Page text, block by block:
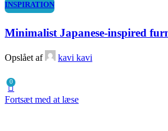
INSPIRATION
Minimalist Japanese-inspired
Opslået af kavi kavi
0
Fortsæt med at læse